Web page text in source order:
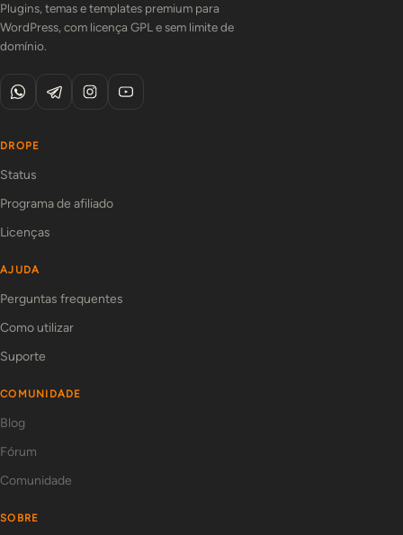
Plugins, temas e templates premium para
WordPress, com licença GPL e sem limite de
domínio.
DROPE
Status
Programa de afiliado
Licenças
AJUDA
Perguntas frequentes
Como utilizar
Suporte
COMUNIDADE
Blog
Fórum
Comunidade
SOBRE